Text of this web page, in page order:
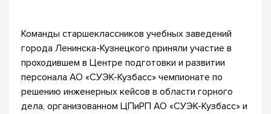
Команды старшеклассников учебных заведений
города Ленинска-Кузнецкого приняли участие в
проходившем в Центре подготовки и развитии
персонала АО «СУЭК-Кузбасс» чемпионате по
решению инженерных кейсов в области горного
дела, организованном ЦПиРП АО «СУЭК-Кузбасс» и